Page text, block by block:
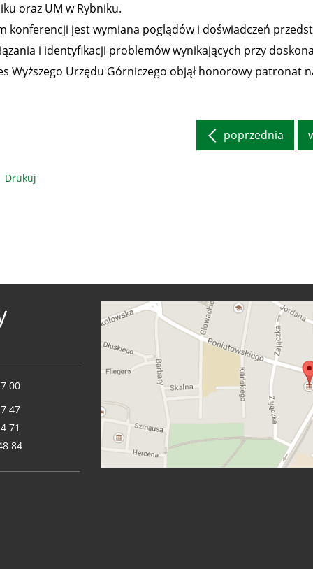
oraz UM w Rybniku.
konferencji jest wymiana poglądów i doświadczeń
i identyfikacji problemów wynikających przy
Wyższego Urzędu Górniczego objął honorowy patronat
poprzednia
Drukuj
00
47
71
84